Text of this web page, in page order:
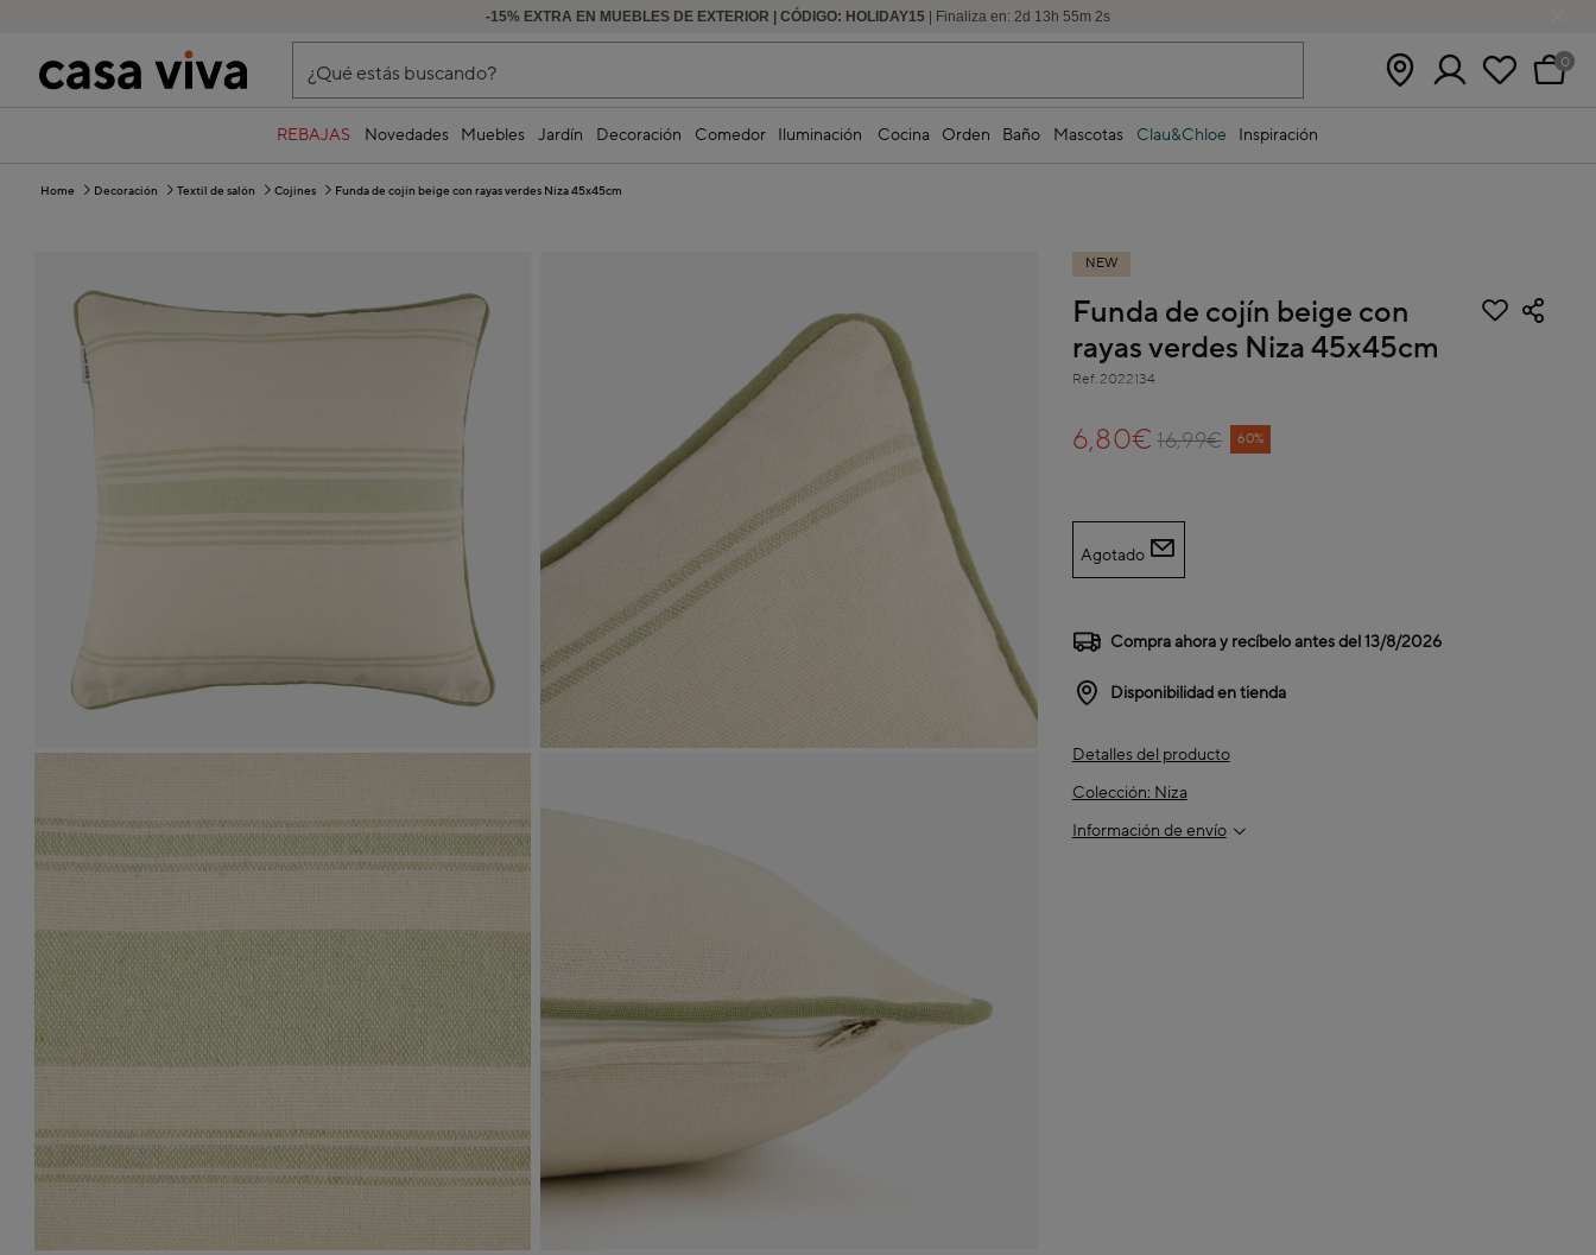
-15% EXTRA EN MUEBLES DE EXTERIOR | CÓDIGO: HOLIDAY15 | Finaliza en: 2d 13 h 55m 1s
HASTA -60% DE DESCUENTO | SEGUNDAS REBAJAS
¿Qué estás buscando? 0
REBAJAS Novedades Muebles Jardín Decoración Comedor Iluminación Cocina Orden Baño Mascotas Clau&Chloe Inspiración
Home Decoración Textil de salón Cojines Funda de cojín beige con rayas verdes Niza 45x45cm
NEW
Funda de cojín beige con
rayas verdes Niza 45x45cm
Ref.2022134
Price reduced from
16,99€
to 60%
6,80€
Agotado
Compra ahora y recíbelo antes del13/8/2026
Disponibilidad en tienda
Detalles del producto
Colección: Niza
Información de envío